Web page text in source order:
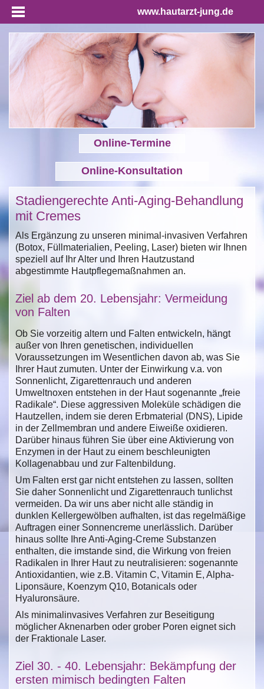
www.hautarzt-jung.de
Online-Termine
Online-Konsultation
Stadiengerechte Anti-Aging-Behandlung
mit Cremes
Als Ergänzung zu unseren minimal-invasiven Verfahren
(Botox, Füllmaterialien, Peeling, Laser) bieten wir Ihnen
speziell auf Ihr Alter und Ihren Hautzustand
abgestimmte Hautpflegemaßnahmen an.
Ziel ab dem 20. Lebensjahr: Vermeidung
von Falten
Ob Sie vorzeitig altern und Falten entwickeln, hängt
außer von Ihren genetischen, individuellen
Voraussetzungen im Wesentlichen davon ab, was Sie
Ihrer Haut zumuten. Unter der Einwirkung v.a. von
Sonnenlicht, Zigarettenrauch und anderen
Umweltnoxen entstehen in der Haut sogenannte „freie
Radikale“. Diese aggressiven Moleküle schädigen die
Hautzellen, indem sie deren Erbmaterial (DNS), Lipide
in der Zellmembran und andere Eiweiße oxidieren.
Darüber hinaus führen Sie über eine Aktivierung von
Enzymen in der Haut zu einem beschleunigten
Kollagenabbau und zur Faltenbildung.
Um Falten erst gar nicht entstehen zu lassen, sollten
Sie daher Sonnenlicht und Zigarettenrauch tunlichst
vermeiden. Da wir uns aber nicht alle ständig in
dunklen Kellergewölben aufhalten, ist das regelmäßige
Auftragen einer Sonnencreme unerlässlich. Darüber
hinaus sollte Ihre Anti-Aging-Creme Substanzen
enthalten, die imstande sind, die Wirkung von freien
Radikalen in Ihrer Haut zu neutralisieren: sogenannte
Antioxidantien, wie z.B. Vitamin C, Vitamin E, Alpha-
Liponsäure, Koenzym Q10, Botanicals oder
Hyaluronsäure.
Als minimalinvasives Verfahren zur Beseitigung
möglicher Aknenarben oder grober Poren eignet sich
der Fraktionale Laser.
Ziel 30. - 40. Lebensjahr: Bekämpfung der
ersten mimisch bedingten Falten